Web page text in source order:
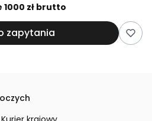
zł brutto
zapytania